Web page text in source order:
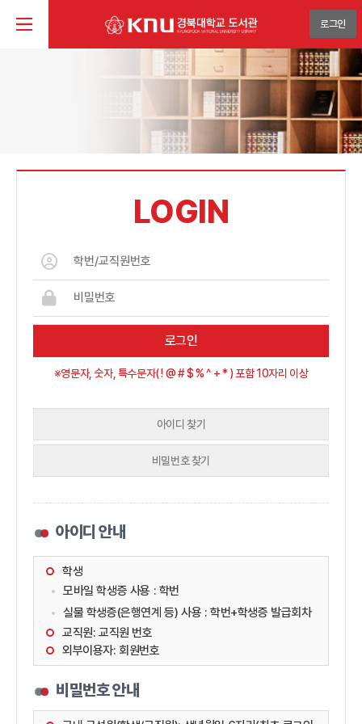
로그인
LOGIN
로그인
※영문자, 숫자, 특수문자( ! @ # $ % ^ + * ) 포함 10자리 이상
아이디 찾기
비밀번호 찾기
아이디 안내
학생
모바일 학생증 사용 : 학번
실물 학생증(은행연계 등) 사용 : 학번+학생증 발급회차
교직원: 교직원 번호
외부이용자: 회원번호
비밀번호 안내